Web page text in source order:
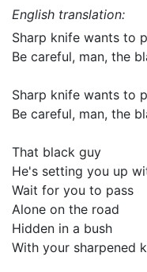
English translation:
Sharp knife wants to
Be careful, man, the
Sharp knife wants to
Be careful, man, the
That black guy
He's setting you up
Wait for you to pass
Alone on the road
Hidden in a bush
With your sharpened